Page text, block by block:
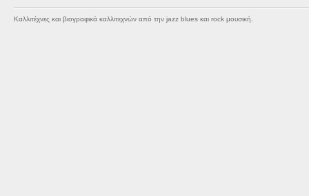
Καλλιτέχνες και βιογραφικά καλλιτεχνών από την jazz blues και rock μουσική.